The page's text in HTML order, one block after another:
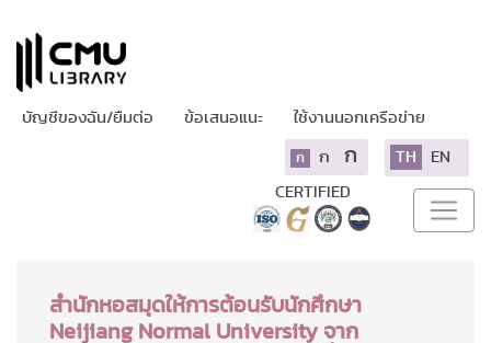
บัญชีของฉัน/ยืมต่อ ข้อเสนอแนะ ใช้งานนอกเครือข่าย
ก ก ก TH EN
CERTIFIED
สำนักหอสมุดให้การต้อนรับนักศึกษา
Neijiang Normal University จาก